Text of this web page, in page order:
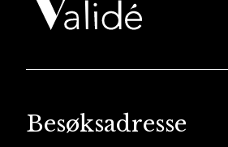
Besøksadresse